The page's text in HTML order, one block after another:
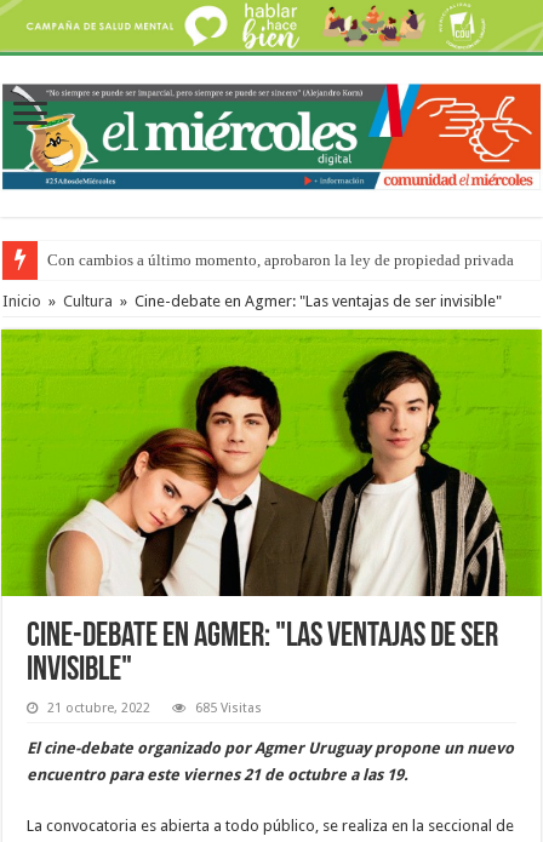
Con cambios a último momento, aprobaron la ley de propiedad privada
Adopción en Entre Ríos: el 35% de los 90 niños, niñas y adolescentes que
Inicio » Cultura » Cine-debate en Agmer: "Las ventajas de ser invisible"
Cine-debate en Agmer: "Las ventajas de ser
invisible"
21 octubre, 2022 685 Visitas
El cine-debate organizado por Agmer Uruguay propone un nuevo
encuentro para este viernes 21 de octubre a las 19.
La convocatoria es abierta a todo público, se realiza en la seccional de